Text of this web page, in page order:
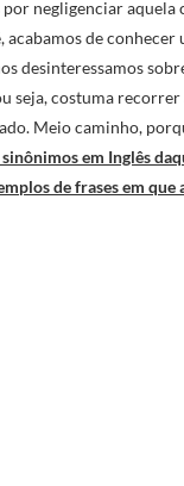
negligenciar aquela
acabamos de conhecer
desinteressamos
seja, costuma
Meio caminho,
em Inglês
de frases em que